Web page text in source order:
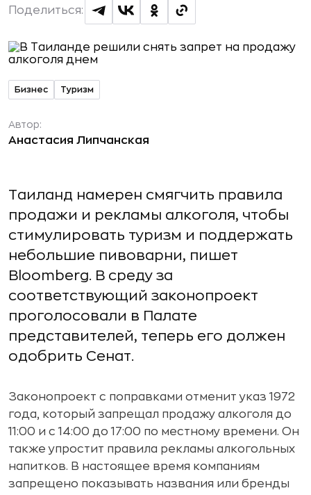
Поделиться:
Бизнес Туризм
Автор:
Анастасия Липчанская
Таиланд намерен смягчить правила
продажи и рекламы алкоголя, чтобы
стимулировать туризм и поддержать
небольшие пивоварни, пишет
Bloomberg. В среду за
соответствующий законопроект
проголосовали в Палате
представителей, теперь его должен
одобрить Сенат.
Законопроект с поправками отменит указ 1972
года, который запрещал продажу алкоголя до
11:00 и с 14:00 до 17:00 по местному времени. Он
также упростит правила рекламы алкогольных
напитков. В настоящее время компаниям
запрещено показывать названия или бренды